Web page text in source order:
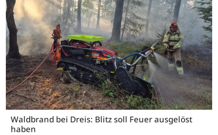
Waldbrand bei Dreis: Blitz soll Feuer ausgelöst
haben